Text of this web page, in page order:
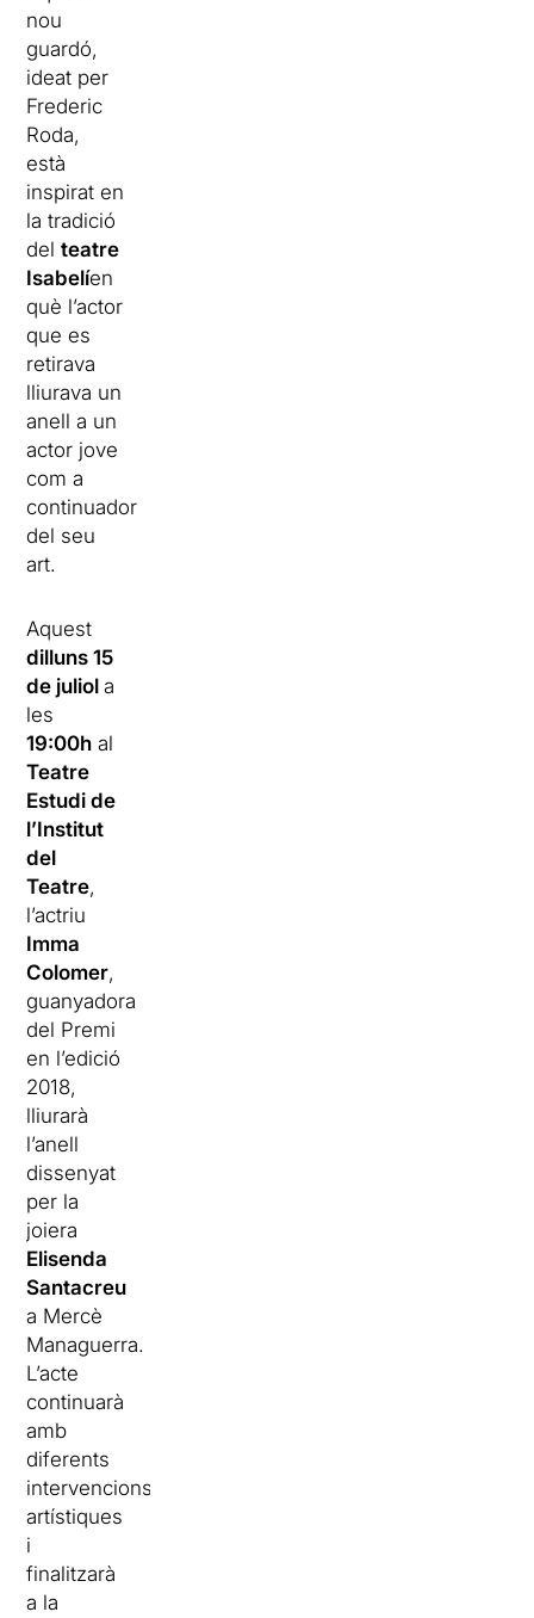
nou
guardó,
ideat per
Frederic
Roda,
està
inspirat en
la tradició
delteatre
Isabelíen
què l’actor
que es
retirava
lliurava un
anell a un
actor jove
com a
continuador
del seu
art.
Aquest
dilluns 15
de juliola
les
19:00h al
Teatre
Estudi de
l’Institut
del
Teatre,
l’actriu
Imma
Colomer,
guanyadora
del Premi
en l’edició
2018,
lliurarà
l’anell
dissenyat
per la
joiera
Elisenda
Santacreu
a Mercè
Managuerra.
L’acte
continuarà
amb
diferents
intervencions
artístiques
i
finalitzarà
a la